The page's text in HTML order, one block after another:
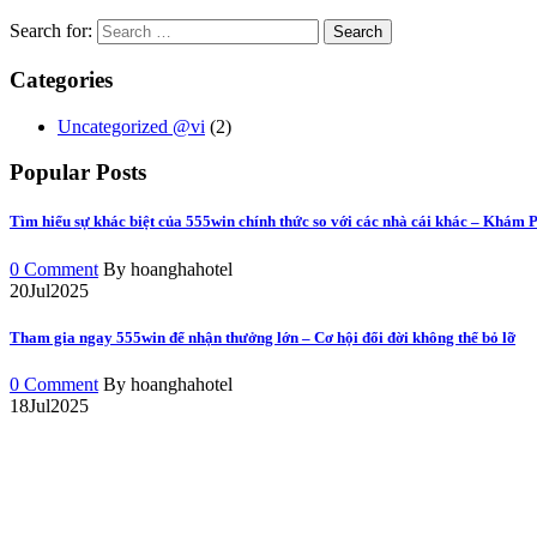
Search for:
Categories
Uncategorized @vi (2)
Popular Posts
Tìm hiểu sự khác biệt của 555win chính thức so với các nhà cái khác – Khám
0 Comment By hoanghahotel
20Jul2025
Tham gia ngay 555win để nhận thưởng lớn – Cơ hội đổi đời không thể bỏ lỡ
0 Comment By hoanghahotel
18Jul2025